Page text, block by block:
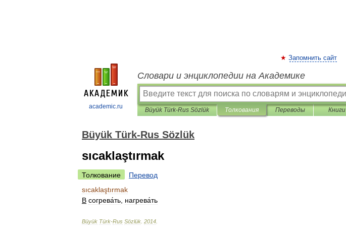
academic.ru
Запомнить сайт
Словари и энциклопедии на Академике
Büyük Türk-Rus Sözlük Толкования Переводы Книги
Büyük Türk-Rus Sözlük
sıcaklaştırmak
Толкование
Перевод
sıcaklaştırmak
В согрева́ть нагрева́ть
Büyük Türk-Rus Sözlük 2014